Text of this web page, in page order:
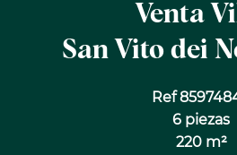
Venta
San Vito dei
Ref
6 piezas
220 m²